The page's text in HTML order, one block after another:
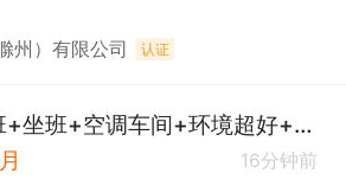
州）有限公司 认证
康佳精密:长白班+坐班+空调车间+环境超好+免费3餐/操作工/普工
16分钟前